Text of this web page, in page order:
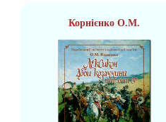
Корнієнко О.М.